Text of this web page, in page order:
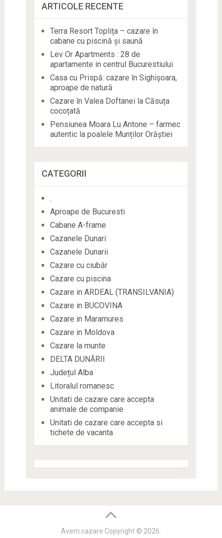
ARTICOLE RECENTE
Terra Resort Toplița – cazare în
cabane cu piscină și saună
Lev Or Apartments : 28 de
apartamente in centrul Bucurestiului
Casa cu Prispă: cazare în Sighișoara,
aproape de natură
Cazare în Valea Doftanei la Căsuța
cocoțată
Pensiunea Moara Lu Antone – farmec
autentic la poalele Munților Orăștiei
CATEGORII
.
Aproape de Bucuresti
Cabane A-frame
Cazanele Dunari
Cazanele Dunarii
Cazare cu ciubăr
Cazare cu piscina
Cazare in ARDEAL (TRANSILVANIA)
Cazare in BUCOVINA
Cazare in Maramures
Cazare in Moldova
Cazare la munte
DELTA DUNĂRII
Județul Alba
Litoralul romanesc
Unitati de cazare care accepta
animale de companie
Unitati de cazare care accepta si
tichete de vacanta
Avem cazare Copyright © 2026.